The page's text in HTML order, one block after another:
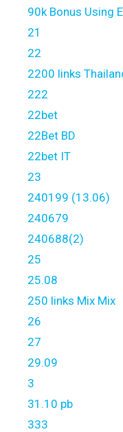
90k Bonus Using
21
22
2200 links
222
22bet
22Bet BD
22bet IT
23
240199 (13.06)
240679
240688(2)
25
25.08
250 links Mix Mix
26
27
29.09
3
31.10 pb
333